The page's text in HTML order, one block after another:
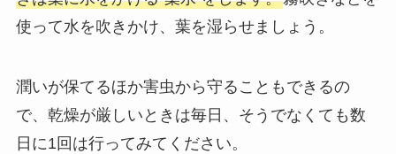
使って水を吹きかけ、葉を湿らせましょう。
潤いが保てるほか害虫から守ることもできるの
で、乾燥が厳しいときは毎日、そうでなくても数
日に1回は行ってみてください。